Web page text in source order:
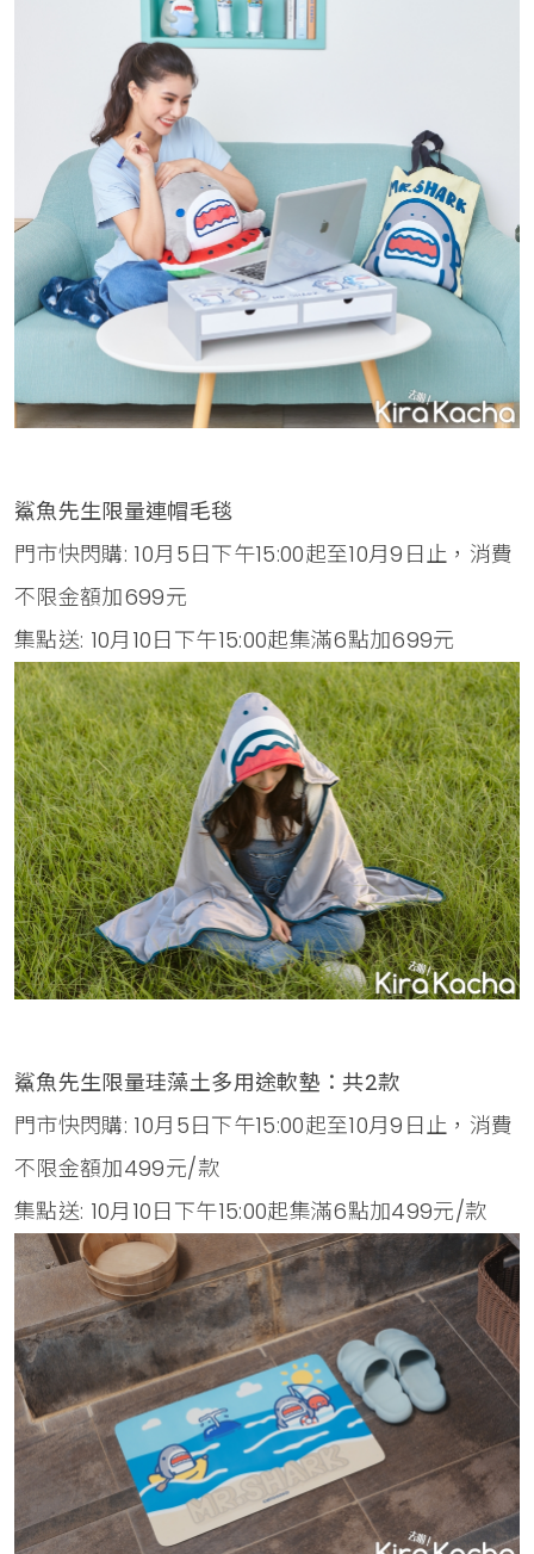
鯊魚先生限量連帽毛毯
門市快閃購: 10月5日下午15:00起至10月9日止，消費
不限金額加699元
集點送: 10月10日下午15:00起集滿6點加699元
鯊魚先生限量珪藻土多用途軟墊：共2款
門市快閃購: 10月5日下午15:00起至10月9日止，消費
不限金額加499元/款
集點送: 10月10日下午15:00起集滿6點加499元/款